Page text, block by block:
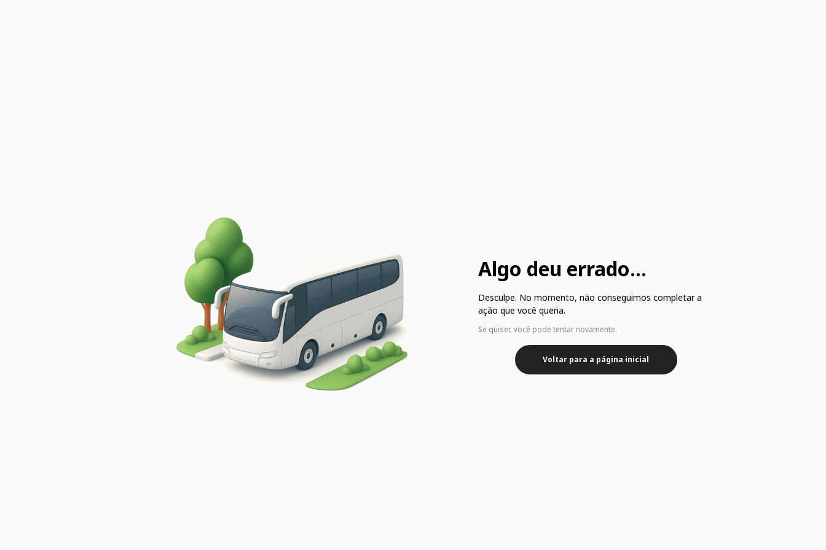
Algo deu errado...
Desculpe. No momento, não conseguimos completar a
ação que você queria.
Se quiser, você pode tentar novamente.
Voltar para a página inicial